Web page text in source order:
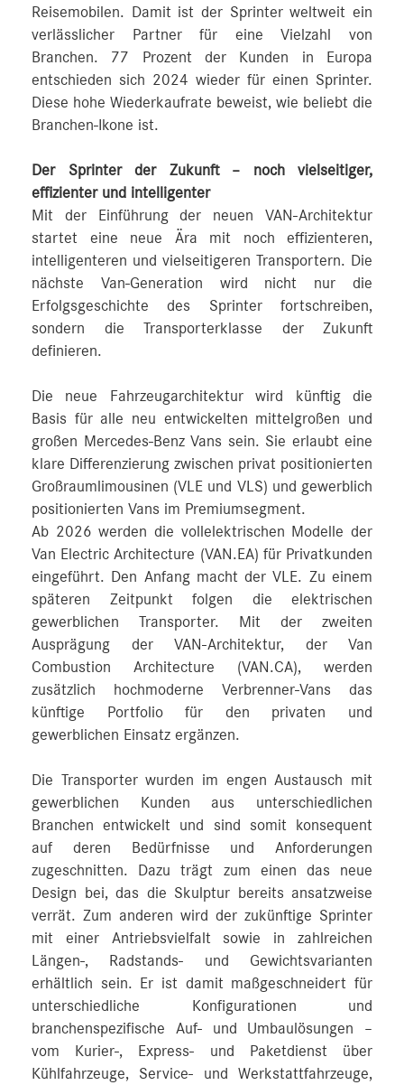
Reisemobilen. Damit ist der Sprinter weltweit ein
verlässlicher Partner für eine Vielzahl von
Branchen. 77 Prozent der Kunden in Europa
entschieden sich 2024 wieder für einen Sprinter.
Diese hohe Wiederkaufrate beweist, wie beliebt die
Branchen-Ikone ist.
Der Sprinter der Zukunft – noch vielseitiger,
effizienter und intelligenter
Mit der Einführung der neuen VAN-Architektur
startet eine neue Ära mit noch effizienteren,
intelligenteren und vielseitigeren Transportern. Die
nächste Van-Generation wird nicht nur die
Erfolgsgeschichte des Sprinter fortschreiben,
sondern die Transporterklasse der Zukunft
definieren.
Die neue Fahrzeugarchitektur wird künftig die
Basis für alle neu entwickelten mittelgroßen und
großen Mercedes‑Benz Vans sein. Sie erlaubt eine
klare Differenzierung zwischen privat positionierten
Großraumlimousinen (VLE und VLS) und gewerblich
positionierten Vans im Premiumsegment.
Ab 2026 werden die vollelektrischen Modelle der
Van Electric Architecture (VAN.EA) für Privatkunden
eingeführt. Den Anfang macht der VLE. Zu einem
späteren Zeitpunkt folgen die elektrischen
gewerblichen Transporter. Mit der zweiten
Ausprägung der VAN-Architektur, der Van
Combustion Architecture (VAN.CA), werden
zusätzlich hochmoderne Verbrenner-Vans das
künftige Portfolio für den privaten und
gewerblichen Einsatz ergänzen.
Die Transporter wurden im engen Austausch mit
gewerblichen Kunden aus unterschiedlichen
Branchen entwickelt und sind somit konsequent
auf deren Bedürfnisse und Anforderungen
zugeschnitten. Dazu trägt zum einen das neue
Design bei, das die Skulptur bereits ansatzweise
verrät. Zum anderen wird der zukünftige Sprinter
mit einer Antriebsvielfalt sowie in zahlreichen
Längen-, Radstands- und Gewichtsvarianten
erhältlich sein. Er ist damit maßgeschneidert für
unterschiedliche Konfigurationen und
branchenspezifische Auf- und Umbaulösungen –
vom Kurier-, Express- und Paketdienst über
Kühlfahrzeuge, Service- und Werkstattfahrzeuge,